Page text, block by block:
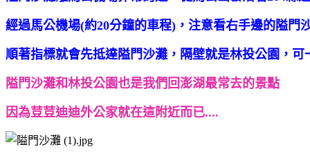
經過馬公機場(約20分鐘的車程)， 注意看右手邊的隘門
順著指標就會先抵達隘門沙灘， 隔壁就是林投公園，可
隘門沙灘和林投公園也是我們回澎湖最常去的景點
因為荳荳迪迪外公家就在這附近而已....